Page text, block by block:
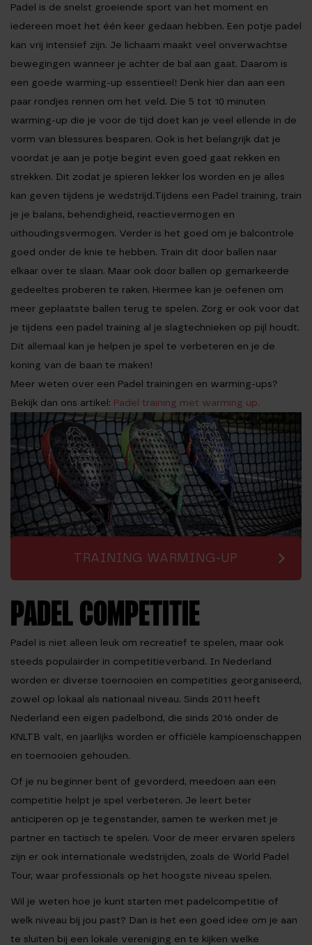
Padel is de snelst groeiende sport van het moment en
iedereen moet het één keer gedaan hebben. Een potje padel
kan vrij intensief zijn. Je lichaam maakt veel onverwachtse
bewegingen wanneer je achter de bal aan gaat. Daarom is
een goede warming-up essentieel! Denk hier dan aan een
paar rondjes rennen om het veld. Die 5 tot 10 minuten
warming-up die je voor de tijd doet kan je veel ellende in de
vorm van blessures besparen. Ook is het belangrijk dat je
voordat je aan je potje begint even goed gaat rekken en
strekken. Dit zodat je spieren lekker los worden en je alles
kan geven tijdens je wedstrijd.Tijdens een Padel training, train
je je balans, behendigheid, reactievermogen en
uithoudingsvermogen. Verder is het goed om je balcontrole
goed onder de knie te hebben. Train dit door ballen naar
elkaar over te slaan. Maar ook door ballen op gemarkeerde
gedeeltes proberen te raken. Hiermee kan je oefenen om
meer geplaatste ballen terug te spelen. Zorg er ook voor dat
je tijdens een padel training al je slagtechnieken op pijl houdt.
Dit allemaal kan je helpen je spel te verbeteren en je de
koning van de baan te maken!
Meer weten over een Padel trainingen en warming-ups?
Bekijk dan ons artikel: Padel training met warming up.
TRAINING WARMING-UP
PADEL COMPETITIE
Padel is niet alleen leuk om recreatief te spelen, maar ook
steeds populairder in competitieverband. In Nederland
worden er diverse toernooien en competities georganiseerd,
zowel op lokaal als nationaal niveau. Sinds 2011 heeft
Nederland een eigen padelbond, die sinds 2016 onder de
KNLTB valt, en jaarlijks worden er officiële kampioenschappen
en toernooien gehouden.
Of je nu beginner bent of gevorderd, meedoen aan een
competitie helpt je spel verbeteren. Je leert beter
anticiperen op je tegenstander, samen te werken met je
partner en tactisch te spelen. Voor de meer ervaren spelers
zijn er ook internationale wedstrijden, zoals de World Padel
Tour, waar professionals op het hoogste niveau spelen.
Wil je weten hoe je kunt starten met padelcompetitie of
welk niveau bij jou past? Dan is het een goed idee om je aan
te sluiten bij een lokale vereniging en te kijken welke